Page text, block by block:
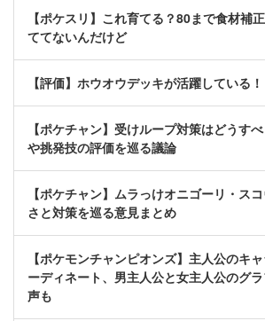
【ポケスリ】これ育てる？80まで食材補
ててないんだけど
【評価】ホウオウデッキが活躍している！
【ポケチャン】受けループ対策はどうす
や挑発技の評価を巡る議論
【ポケチャン】ムラっけオニゴーリ・ス
さと対策を巡る意見まとめ
【ポケモンチャンピオンズ】主人公のキ
ーディネート、男主人公と女主人公のグ
声も